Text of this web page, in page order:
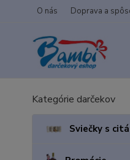
O nás Doprava a
Kategórie darčekov
Sviečky s